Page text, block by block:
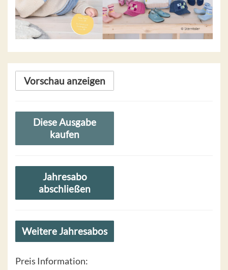
Vorschau anzeigen
Diese Ausgabe
kaufen
Jahresabo
abschließen
Weitere Jahresabos
Preis Information: